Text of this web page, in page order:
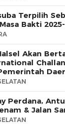
Terpilih
Bakti
Akan
Perdana,
& Jalan